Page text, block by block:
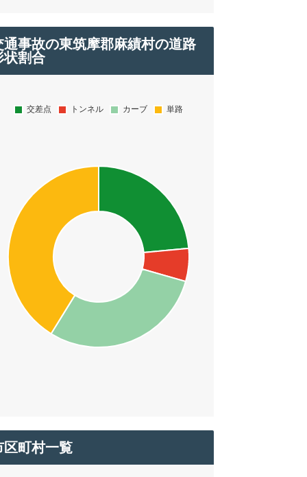
通事故の東筑摩郡麻績村の道路
状割合
区町村一覧